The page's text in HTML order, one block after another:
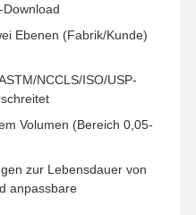
Kontakt Mit
Neuigkeiten
Ebenen (Fabrik/Kunde)
NCCLS/ISO/USP-
Volumen (Bereich 0,05-
zur Lebensdauer von
anpassbare